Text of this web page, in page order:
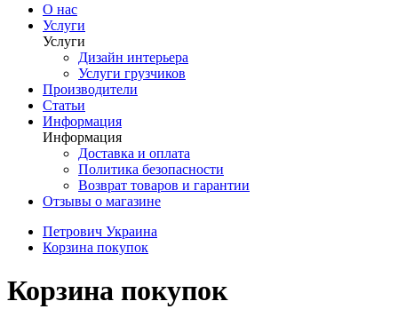
О нас
Услуги
Услуги
Дизайн интерьера
Услуги грузчиков
Производители
Статьи
Информация
Информация
Доставка и оплата
Политика безопасности
Возврат товаров и гарантии
Отзывы о магазине
Петрович Украина
Корзина покупок
Корзина покупок